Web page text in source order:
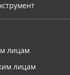
лицам
лицам